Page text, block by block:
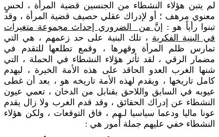
لم يتبن هؤلاء النشطاء من الجنسين قضية المرأة ، لحسٍ
معنوي مرهف ؛ أو لإدراك عقلي حصيف قضية المرأة ، وقد
تبنوا رأياً هو :
إنَّ من الضروري إحداث مجموعة متغيرات
في البنية الفكرية ، تلك البنية على حد زعمهم ، هي التي
تمارس ظلم المرأة وقهرها ، وقمع تطلعها للتقدم في
مضمار الرقي ، لقد ثأثر هؤلاء النشطاء في الحملة ، التي
شنها الغرب العدو الحاقد على هذه الأمة الخيرة ، ليهدم
كامل تاريخها ، ويقدم لهذه الأمة تاريخه هو ، بعد أن غطى
عيوبه في السابق واللاحق بقنابل من الدخان ، تعمي عيون
النشطاء عن إدراك الحقائق ، وقد قدم الغرب ولا زال يقدم
عونا ماليا ودعما سياسيا لـهم ، فاق التوقعات ، ولكن هؤلاء
النشطاء خفي عليهم جملة أمور هي :